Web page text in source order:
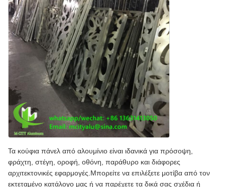
Τα κούφια πάνελ από αλουμίνιο είναι ιδανικά για πρόσοψη,
φράχτη, στέγη, οροφή, οθόνη, παράθυρο και διάφορες
αρχιτεκτονικές εφαρμογές.Μπορείτε να επιλέξετε μοτίβα από τον
εκτεταμένο κατάλογο μας ή να παρέχετε τα δικά σας σχέδια ή